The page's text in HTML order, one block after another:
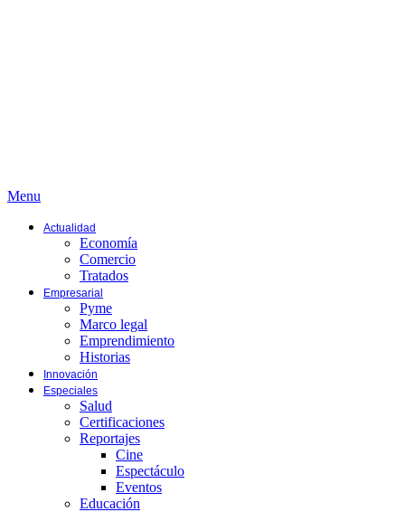
Menu
Actualidad
Economía
Comercio
Tratados
Empresarial
Pyme
Marco legal
Emprendimiento
Historias
Innovación
Especiales
Salud
Certificaciones
Reportajes
Cine
Espectáculo
Eventos
Educación